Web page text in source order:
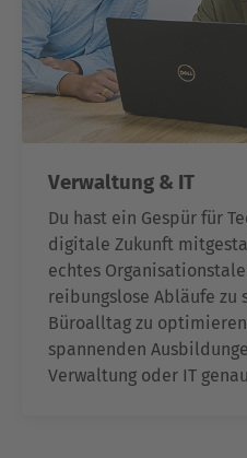
Verwaltung & IT
Du hast ein Gespür für
digitale Zukunft
echtes
reibungslose Abläufe zu
Büroalltag zu
spannenden
Verwaltung oder IT